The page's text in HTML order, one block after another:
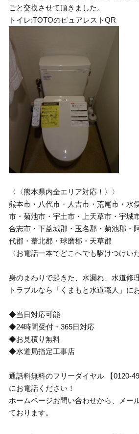
ごと交換させて頂きました。
トイレ:TOTOのピュアレストQR
〈〈熊本県内全エリア対応！〉〉
熊本市・八代市・人吉市・荒尾市・水
市・菊池市・宇土市・上天草市・宇城
合志市・下益城郡・玉名郡・菊池郡・
代郡・葦北郡・球磨郡・天草郡
〈お電話一本でどこへでも駆けつけい
身のまわりで起きた、水漏れ、水道修
トラブルなら「くまもと水道職人」に
◆当日対応可能
◆24時間受付・365日対応
◆お見積り無料
◆水道局指定工事店
通話料無料のフリーダイヤル 【0120-
にお電話ください！
ホームページお問い合わせから、メー
ております。